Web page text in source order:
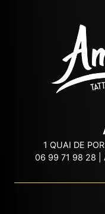
1 QUAI DE
06 99 71 98 28